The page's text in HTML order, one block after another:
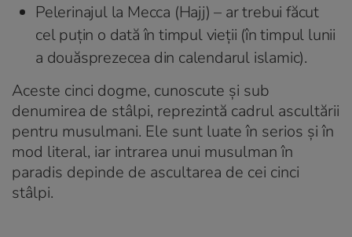
Pelerinajul la Mecca (Hajj) – ar trebui făcut
cel puțin o dată în timpul vieții (în timpul lunii
a douăsprezecea din calendarul islamic).
Aceste cinci dogme, cunoscute și sub
denumirea de stâlpi, reprezintă cadrul ascultării
pentru musulmani. Ele sunt luate în serios și în
mod literal, iar intrarea unui musulman în
paradis depinde de ascultarea de cei cinci
stâlpi.